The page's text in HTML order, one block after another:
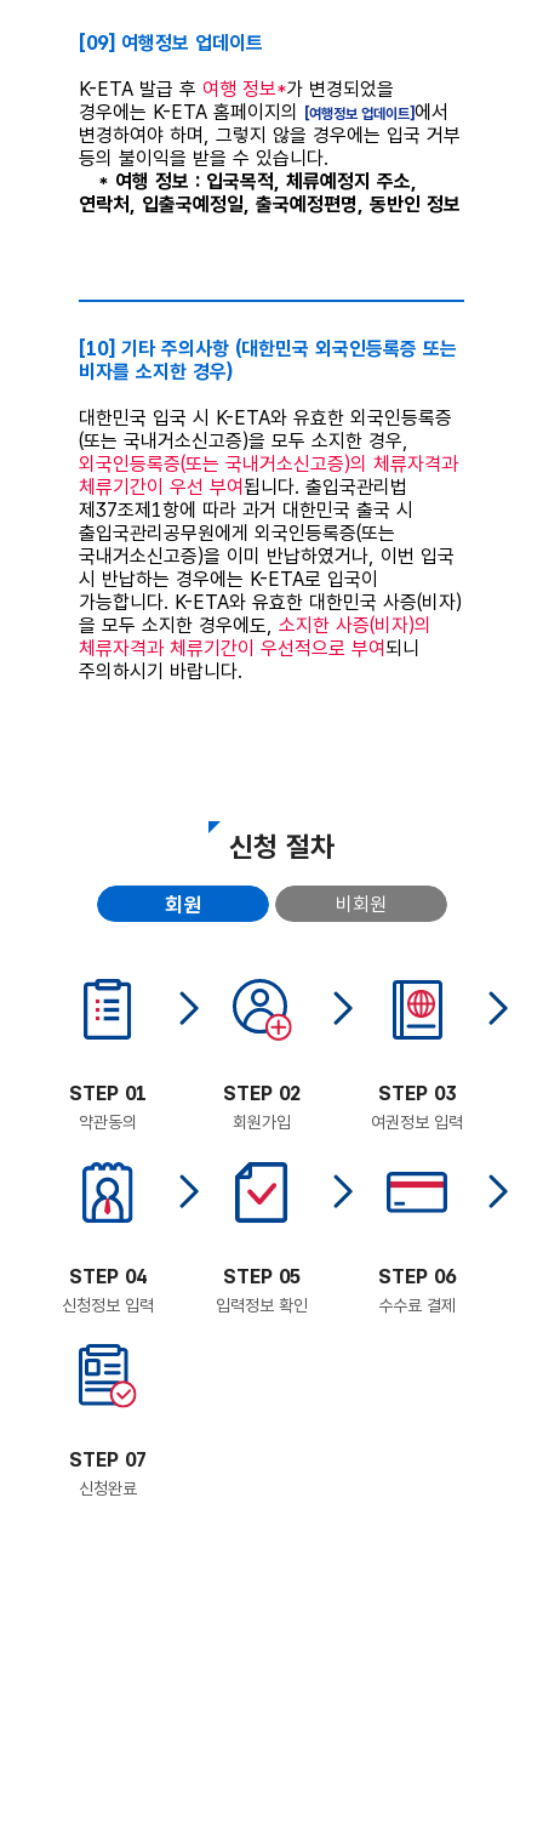
[09] 여행정보 업데이트
K-ETA 발급 후 여행 정보*가 변경되었을
경우에는 K-ETA 홈페이지의
[여행정보 업데이트]에서
변경하여야 하며, 그렇지 않을 경우에는 입국 거부
등의 불이익을 받을 수 있습니다.
* 여행 정보 : 입국목적, 체류예정지 주소,
연락처, 입출국예정일, 출국예정편명, 동반인 정보
[10] 기타 주의사항 (대한민국 외국인등록증 또는
비자를 소지한 경우)
대한민국 입국 시 K-ETA와 유효한 외국인등록증
(또는 국내거소신고증)을 모두 소지한 경우,
외국인등록증(또는 국내거소신고증)의 체류자격과
체류기간이 우선 부여됩니다. 출입국관리법
제37조제1항에 따라 과거 대한민국 출국 시
출입국관리공무원에게 외국인등록증(또는
국내거소신고증)을 이미 반납하였거나, 이번 입국
시 반납하는 경우에는 K-ETA로 입국이
가능합니다. K-ETA와 유효한 대한민국 사증(비자)
을 모두 소지한 경우에도, 소지한 사증(비자)의
체류자격과 체류기간이 우선적으로 부여되니
주의하시기 바랍니다.
신청 절차
회원 비회원
STEP 01
약관동의
STEP 02
회원가입
STEP 03
여권정보 입력
STEP 04
신청정보 입력
STEP 05
입력정보 확인
STEP 06
수수료 결제
STEP 07
신청완료